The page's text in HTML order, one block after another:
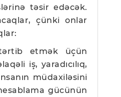
təsir edəcək.
çünki onlar
etmək üçün
iş, yaradıcılıq,
müdaxiləsini
gücünün